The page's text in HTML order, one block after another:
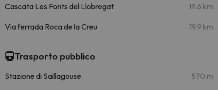
Cascata Les Fonts del Llobregat 19.6 km
Via ferrada Roca de la Creu 19.9 km
Trasporto pubblico
Stazione di Saillagouse 570 m